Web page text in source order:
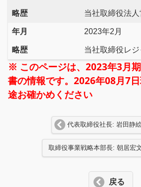
略歴 当社取締役法
年月 2023年2月
略歴 当社取締役レ
※ このページは、2023年3月
書の情報です。2026年08月7
途お確かめください
代表取締役社長: 岩田静
取締役事業戦略本部長: 朝居宏
戻る